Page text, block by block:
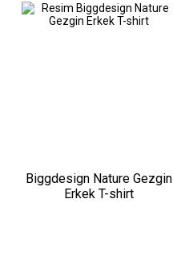
Biggdesign Nature Gezgin
Erkek T-shirt